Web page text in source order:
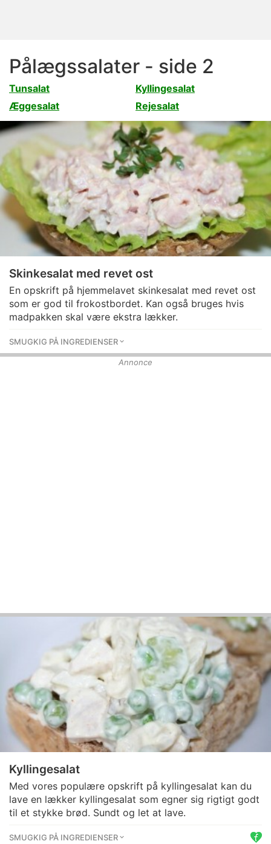
Pålægssalater - side 2
Tunsalat
Kyllingesalat
Æggesalat
Rejesalat
Skinkesalat med revet ost
En opskrift på hjemmelavet skinkesalat med revet ost
som er god til frokostbordet. Kan også bruges hvis
madpakken skal være ekstra lækker.
SMUGKIG PÅ INGREDIENSER
Annonce
Kyllingesalat
Med vores populære opskrift på kyllingesalat kan du
lave en lækker kyllingesalat som egner sig rigtigt godt
til et stykke brød. Sundt og let at lave.
SMUGKIG PÅ INGREDIENSER